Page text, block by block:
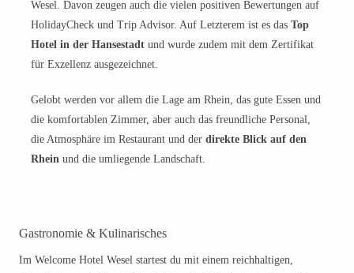
Wesel. Davon zeugen auch die vielen positiven Bewertungen auf
HolidayCheck und Trip Advisor. Auf Letzterem ist es das Top
Hotel in der Hansestadt und wurde zudem mit dem Zertifikat
für Exzellenz ausgezeichnet.
Gelobt werden vor allem die Lage am Rhein, das gute Essen und
die komfortablen Zimmer, aber auch das freundliche Personal,
die Atmosphäre im Restaurant und der direkte Blick auf den
Rhein und die umliegende Landschaft.
Gastronomie & Kulinarisches
Im Welcome Hotel Wesel startest du mit einem reichhaltigen,